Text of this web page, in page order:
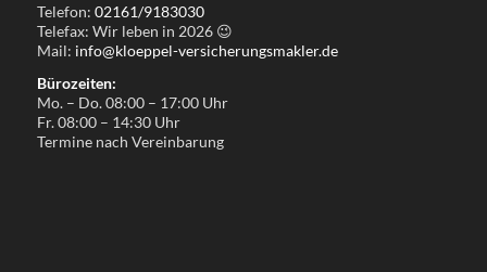
Telefon: 02161/9183030
Telefax: Wir leben in 2026 😉
Mail: info@kloeppel-versicherungsmakler.de
Bürozeiten:
Mo. – Do. 08:00 – 17:00 Uhr
Fr. 08:00 – 14:30 Uhr
Termine nach Vereinbarung